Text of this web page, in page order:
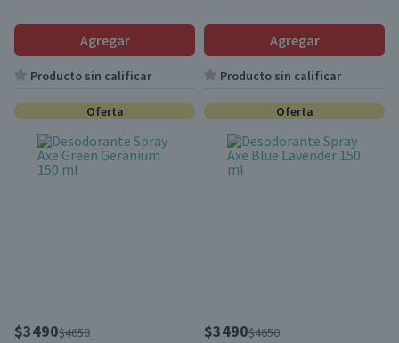
Agregar
Producto sin calificar
Agregar
Producto sin calificar
Oferta
$3490$4650
Oferta
$3490$4650